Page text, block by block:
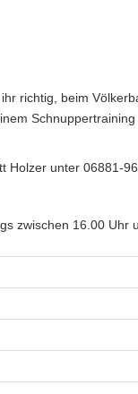
richtig, beim
Holzer unter 06881-
zwischen 16.00 Uhr